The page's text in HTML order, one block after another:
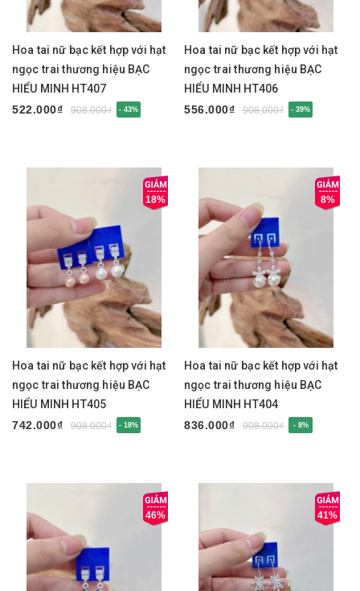
Hoa tai nữ bạc kết hợp với hạt
ngọc trai thương hiệu BẠC
HIỂU MINH HT407
522.000₫
908.000₫ - 43%
Hoa tai nữ bạc kết hợp với hạt
ngọc trai thương hiệu BẠC
HIỂU MINH HT406
556.000₫
908.000₫ - 39%
18%
Hoa tai nữ bạc kết hợp với hạt
ngọc trai thương hiệu BẠC
HIỂU MINH HT405
742.000₫
908.000₫ - 18%
8%
Hoa tai nữ bạc kết hợp với hạt
ngọc trai thương hiệu BẠC
HIỂU MINH HT404
836.000₫
908.000₫ - 8%
46% 41%